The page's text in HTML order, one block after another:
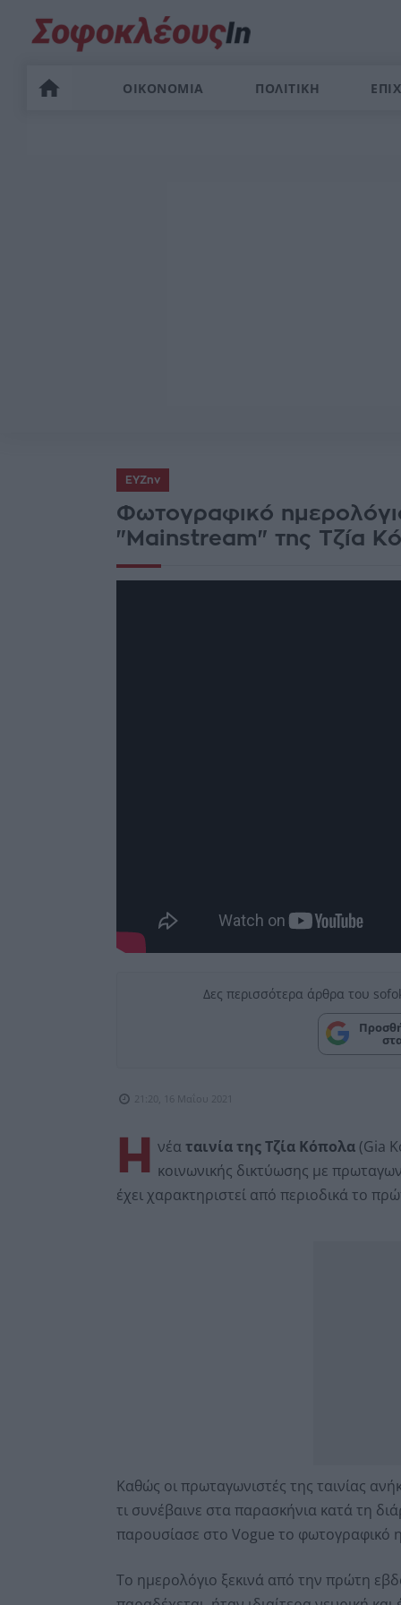
ΟΙΚΟΝΟΜΙΑ ΠΟΛΙΤΙΚΗ
ΕΥΖην
Φωτογραφικό
"Mainstream" της Τζία
Δες περισσότερα άρθρα του
21:20, 16 Μαΐου 2021
Η νέαταινία της Τζία Κόπολα(Gia
κοινωνικής δικτύωσης με
έχει χαρακτηριστεί από περιοδικά το
Καθώς οι πρωταγωνιστές της ταινίας
τι συνέβαινε στα παρασκήνια κατά τη
παρουσίασε στο Vogue το φωτογραφικό
Το ημερολόγιο ξεκινά από την πρώτη